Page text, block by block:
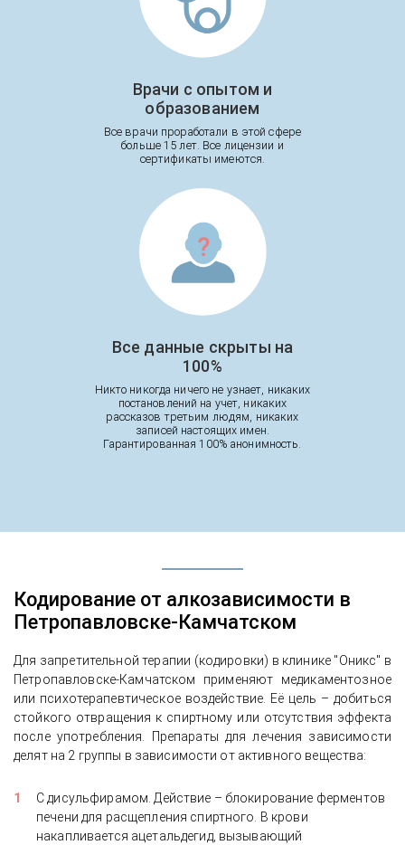
Врачи с опытом и
образованием
Все врачи проработали в этой сфере
больше 15 лет. Все лицензии и
сертификаты имеются.
Все данные скрыты на
100%
Никто никогда ничего не узнает, никаких
постановлений на учет, никаких
рассказов третьим людям, никаких
записей настоящих имен.
Гарантированная 100% анонимность.
Кодирование от алкозависимости в
Петропавловске-Камчатском
Для запретительной терапии (кодировки) в клинике "Оникс" в
Петропавловске-Камчатском применяют медикаментозное
или психотерапевтическое воздействие. Её цель – добиться
стойкого отвращения к спиртному или отсутствия эффекта
после употребления. Препараты для лечения зависимости
делят на 2 группы в зависимости от активного вещества:
С дисульфирамом. Действие – блокирование ферментов
печени для расщепления спиртного. В крови
накапливается ацетальдегид, вызывающий